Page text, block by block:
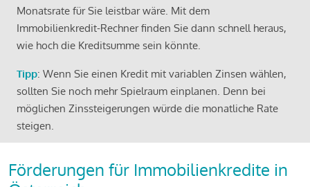
Monatsrate für Sie leistbar wäre. Mit dem
Immobilienkredit-Rechner finden Sie dann schnell heraus,
wie hoch die Kreditsumme sein könnte.
Tipp: Wenn Sie einen Kredit mit variablen Zinsen wählen,
sollten Sie noch mehr Spielraum einplanen. Denn bei
möglichen Zinssteigerungen würde die monatliche Rate
steigen.
Förderungen für Immobilienkredite in